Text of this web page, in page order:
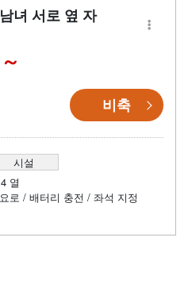
녀 서로 옆 자
비축
시설
4 열
로 / 배터리 충전 / 좌석 지정